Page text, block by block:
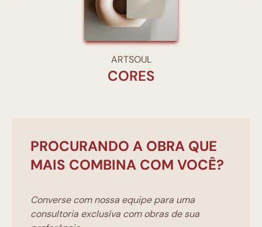
ARTSOUL
CORES
PROCURANDO A OBRA QUE
MAIS COMBINA COM VOCÊ?
Converse com nossa equipe para uma
consultoria exclusíva com obras de sua